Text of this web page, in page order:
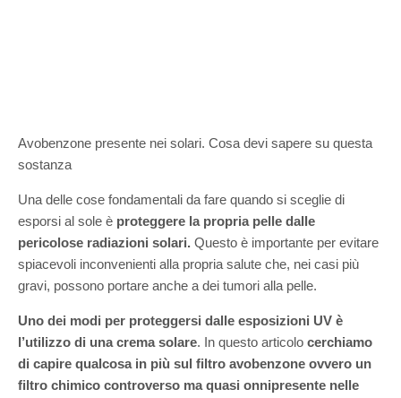
Avobenzone presente nei solari. Cosa devi sapere su questa
sostanza
Una delle cose fondamentali da fare quando si sceglie di
esporsi al sole è proteggere la propria pelle dalle
pericolose radiazioni solari. Questo è importante per evitare
spiacevoli inconvenienti alla propria salute che, nei casi più
gravi, possono portare anche a dei tumori alla pelle.
Uno dei modi per proteggersi dalle esposizioni UV è
l’utilizzo di una crema solare. In questo articolo cerchiamo
di capire qualcosa in più sul filtro avobenzone ovvero un
filtro chimico controverso ma quasi onnipresente nelle